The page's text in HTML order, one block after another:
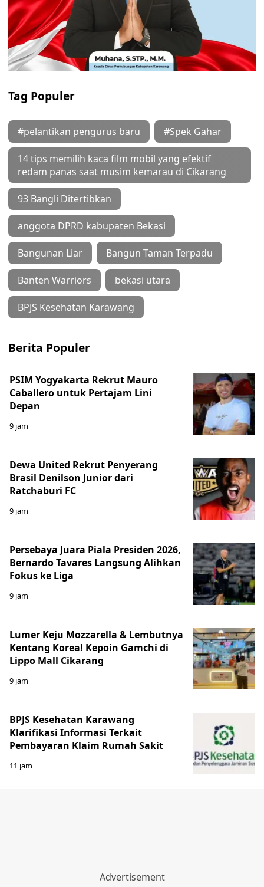
Tag Populer
#pelantikan pengurus baru #Spek Gahar
14 tips memilih kaca film mobil yang efektif
redam panas saat musim kemarau di Cikarang
93 Bangli Ditertibkan
anggota DPRD kabupaten Bekasi
Bangunan Liar Bangun Taman Terpadu
Banten Warriors bekasi utara
BPJS Kesehatan Karawang
Berita Populer
PSIM Yogyakarta Rekrut Mauro
Caballero untuk Pertajam Lini
Depan
9 jam
Dewa United Rekrut Penyerang
Brasil Denilson Junior dari
Ratchaburi FC
9 jam
Persebaya Juara Piala Presiden 2026,
Bernardo Tavares Langsung Alihkan
Fokus ke Liga
9 jam
Lumer Keju Mozzarella & Lembutnya
Kentang Korea! Kepoin Gamchi di
Lippo Mall Cikarang
9 jam
BPJS Kesehatan Karawang
Klarifikasi Informasi Terkait
Pembayaran Klaim Rumah Sakit
11 jam